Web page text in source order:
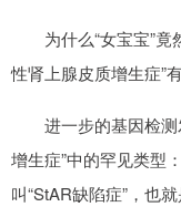
为什么“女宝宝”竟
性肾上腺皮质增生症”
进一步的基因检测
增生症”中的罕见类型
叫“StAR缺陷症”，也